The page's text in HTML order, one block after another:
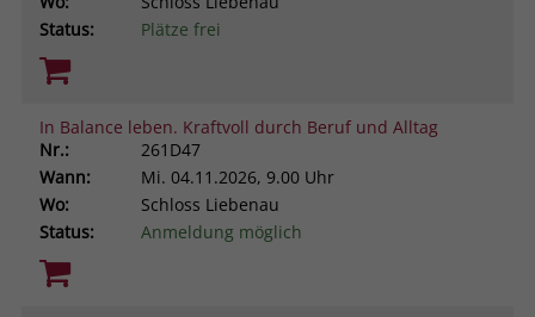
Status:
Plätze frei
In Balance leben. Kraftvoll durch Beruf und Alltag
Nr.:
261D47
Wann:
Mi. 04.11.2026, 9.00 Uhr
Wo:
Schloss Liebenau
Status:
Anmeldung möglich